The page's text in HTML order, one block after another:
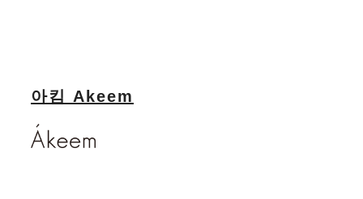
아킴 Akeem